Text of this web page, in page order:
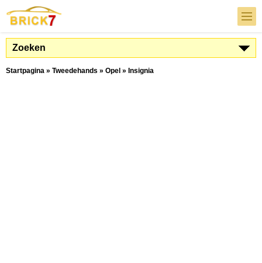
Zoeken
Startpagina » Tweedehands » Opel » Insignia